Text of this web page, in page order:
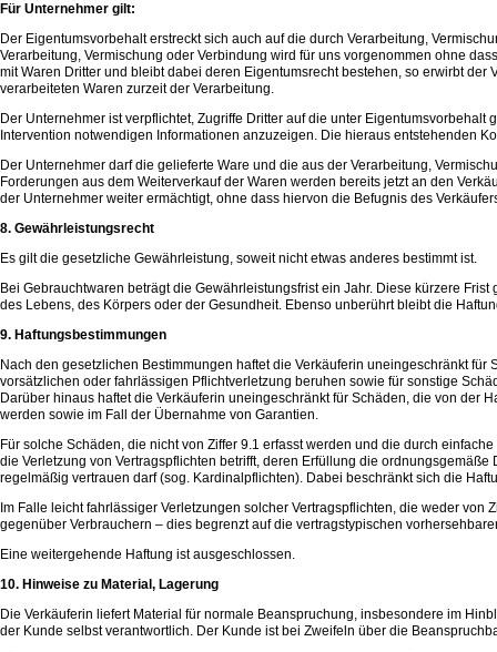
Für Unternehmer gilt:
Der Eigentumsvorbehalt erstreckt sich auch auf die durch Verarbeitung,
Verarbeitung, Vermischung oder Verbindung wird für uns vorgenommen ohne
mit Waren Dritter und bleibt dabei deren Eigentumsrecht bestehen, so erwirbt
verarbeiteten Waren zurzeit der Verarbeitung.
Der Unternehmer ist verpflichtet, Zugriffe Dritter auf die unter
Intervention notwendigen Informationen anzuzeigen. Die hieraus entstehenden
Der Unternehmer darf die gelieferte Ware und die aus der Verarbeitung,
Forderungen aus dem Weiterverkauf der Waren werden bereits jetzt an den
der Unternehmer weiter ermächtigt, ohne dass hiervon die Befugnis des
8. Gewährleistungsrecht
Es gilt die gesetzliche Gewährleistung, soweit nicht etwas anderes bestimmt ist.
Bei Gebrauchtwaren beträgt die Gewährleistungsfrist ein Jahr. Diese kürzere
des Lebens, des Körpers oder der Gesundheit. Ebenso unberührt bleibt die
9. Haftungsbestimmungen
Nach den gesetzlichen Bestimmungen haftet die Verkäuferin uneingeschränkt
vorsätzlichen oder fahrlässigen Pflichtverletzung beruhen sowie für sonstige
Darüber hinaus haftet die Verkäuferin uneingeschränkt für Schäden, die von der
werden sowie im Fall der Übernahme von Garantien.
Für solche Schäden, die nicht von Ziffer 9.1 erfasst werden und die durch
die Verletzung von Vertragspflichten betrifft, deren Erfüllung die
regelmäßig vertrauen darf (sog. Kardinalpflichten). Dabei beschränkt sich die
Im Falle leicht fahrlässiger Verletzungen solcher Vertragspflichten, die weder
gegenüber Verbrauchern – dies begrenzt auf die vertragstypischen
Eine weitergehende Haftung ist ausgeschlossen.
10. Hinweise zu Material, Lagerung
Die Verkäuferin liefert Material für normale Beanspruchung, insbesondere im
der Kunde selbst verantwortlich. Der Kunde ist bei Zweifeln über die